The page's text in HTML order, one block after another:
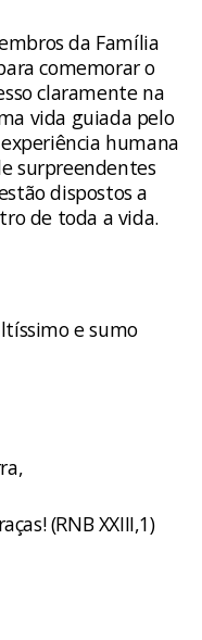
da Família
comemorar o
claramente na
vida guiada pelo
humana
surpreendentes
dispostos a
de toda a vida.
e sumo
(RNB XXIII,1)